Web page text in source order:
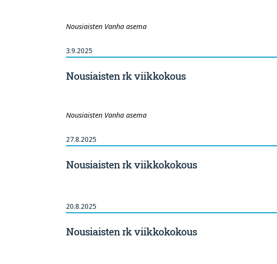
Nousiaisten Vanha asema
3.9.2025
Nousiaisten rk viikkokous
Nousiaisten Vanha asema
27.8.2025
Nousiaisten rk viikkokokous
20.8.2025
Nousiaisten rk viikkokokous